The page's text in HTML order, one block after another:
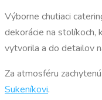
Výborne chutiaci
dekorácie na stolíkoch,
vytvorila a do detailov
Za atmosféru
Sukeníkovi.